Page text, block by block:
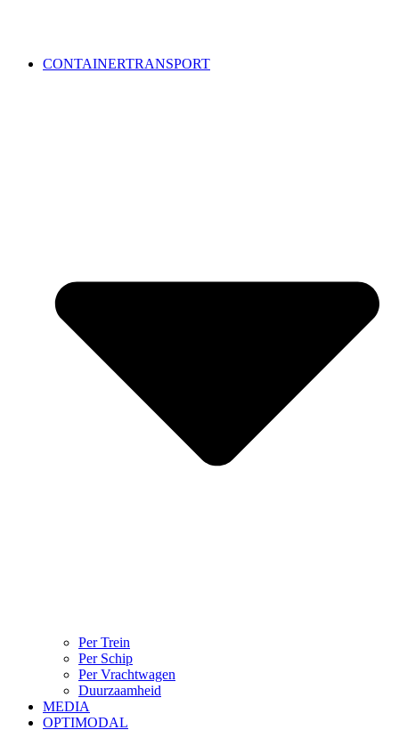
CONTAINERTRANSPORT
Per Trein
Per Schip
Per Vrachtwagen
Duurzaamheid
MEDIA
OPTIMODAL